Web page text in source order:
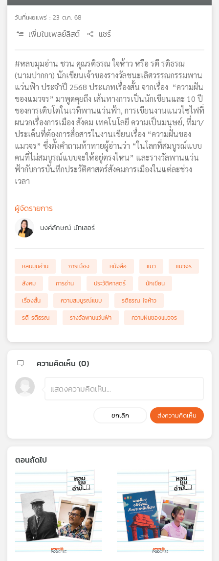
แผนที่
วิทยุ
ข่าย
วันที่เผยแพร่ : 23 ต.ค. 68
เพิ่มในเพลย์ลิสต์ แชร์
#หลบมุมอ่าน ชวน คุณรติธรณ ใจห้าว หรือ รตี รติธรณ
(นามปากกา) นักเขียนเจ้าของรางวัลชนะเลิศวรรณกรรมพาน
แว่นฟ้า ประจำปี 2568 ประเภทเรื่องสั้น จากเรื่อง “ความฝัน
ของแมวจร” มาพูดคุยถึง เส้นทางการเป็นนักเขียนและ 10 ปี
ของการเติบโตในเวทีพานแว่นฟ้า, การเขียนงานแนวไซไฟที่
ผนวกเรื่องการเมือง สังคม เทคโนโลยี ความเป็นมนุษย์, ที่มา/
ประเด็นที่ต้องการสื่อสารในงานเขียนเรื่อง “ความฝันของ
แมวจร” ซึ่งตั้งคำถามท้าทายผู้อ่านว่า “ในโลกที่สมบูรณ์แบบ
คนที่ไม่สมบูรณ์แบบจะให้อยู่ตรงไหน” และรางวัลพานแว่น
ฟ้ากับการบันทึกประวัติศาสตร์สังคมการเมืองในแต่ละช่วง
เวลา
ผู้จัดรายการ
นงค์ลักษณ์ บัทเลอร์
หลบมุมอ่าน การเมือง หนังสือ แมว
แมวจร
สังคม
การอ่าน ประวัติศาสตร์
นักเขียน
เรื่องสั้น
ความสมบูรณ์แบบ
รติธรณ ใจห้าว
รตี รติธรณ
รางวัลพานแว่นฟ้า ความฝันของแมวจร
ความคิดเห็น (0)
ยกเลิก ส่งความคิดเห็น
ตอนถัดไป